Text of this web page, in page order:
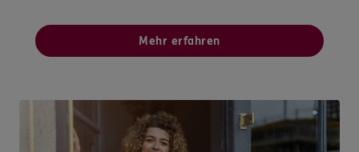
Mehr erfahren